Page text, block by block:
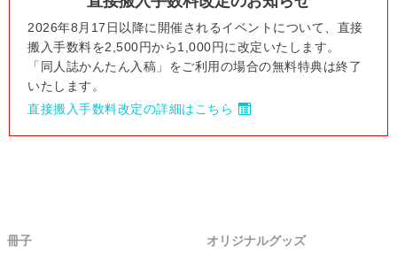
2026年8月17日以降に開催されるイベントについて、直接
搬入手数料を2,500円から1,000円に改定いたします。
「同人誌かんたん入稿」をご利用の場合の無料特典は終了
いたします。
直接搬入手数料改定の詳細はこちら
冊子 オリジナルグッズ